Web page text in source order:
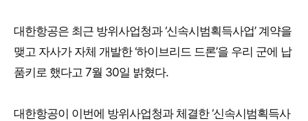
대한항공은 최근 방위사업청과 ‘신속시범획득사업’ 계약을
맺고 자사가 자체 개발한 ‘하이브리드 드론’을 우리 군에 납
품키로 했다고 7월 30일 밝혔다.
대한항공이 이번에 방위사업청과 체결한 ‘신속시범획득사